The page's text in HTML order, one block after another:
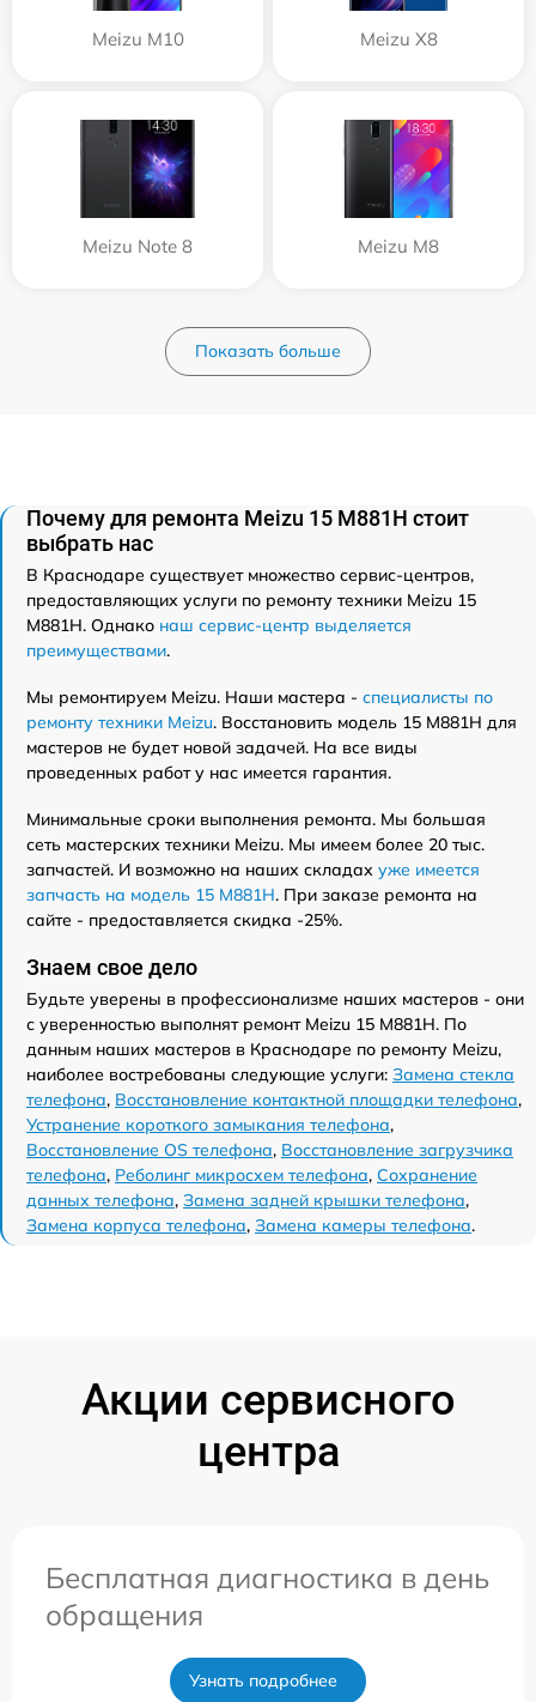
Meizu M10 Meizu X8
Meizu Note 8 Meizu M8
Показать больше
Почему для ремонта Meizu 15 M881H стоит
выбрать нас
В Краснодаре существует множество сервис-центров,
предоставляющих услуги по ремонту техники Meizu 15
M881H. Однако наш сервис-центр выделяется
преимуществами.
Мы ремонтируем Meizu. Наши мастера - специалисты по
ремонту техники Meizu. Восстановить модель 15 M881H для
мастеров не будет новой задачей. На все виды
проведенных работ у нас имеется гарантия.
Минимальные сроки выполнения ремонта. Мы большая
сеть мастерских техники Meizu. Мы имеем более 20 тыс.
запчастей. И возможно на наших складах уже имеется
запчасть на модель 15 M881H. При заказе ремонта на
сайте - предоставляется скидка -25%.
Знаем свое дело
Будьте уверены в профессионализме наших мастеров - они
с уверенностью выполнят ремонт Meizu 15 M881H. По
данным наших мастеров в Краснодаре по ремонту Meizu,
наиболее востребованы следующие услуги: Замена стекла
телефона, Восстановление контактной площадки телефона,
Устранение короткого замыкания телефона,
Восстановление OS телефона, Восстановление загрузчика
телефона, Реболинг микросхем телефона, Сохранение
данных телефона, Замена задней крышки телефона,
Замена корпуса телефона, Замена камеры телефона.
Акции сервисного
центра
Бесплатная диагностика в день
обращения
Узнать подробнее